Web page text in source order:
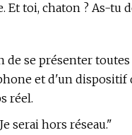
Et toi, chaton ? As-tu
se présenter
et d'un dispositif
réel.
serai hors réseau."